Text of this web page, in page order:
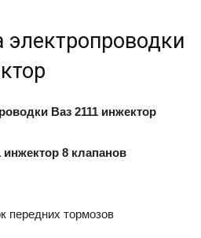
электропроводки
Ваз 2111 инжектор
передних тормозов